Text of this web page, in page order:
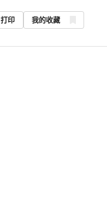
打印 我的收藏